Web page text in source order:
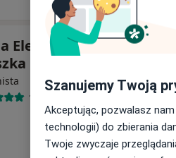
Eleonora Kluba-
11 opinii
Szanujemy Twoją
Akceptując, pozwalasz
technologii) do zbierania
Twoje zwyczaje